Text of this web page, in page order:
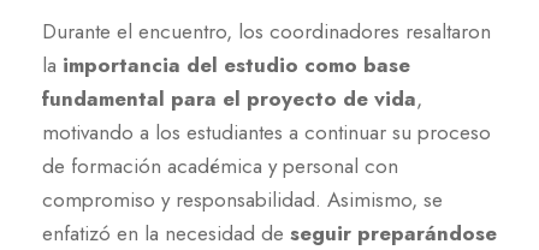
Durante el encuentro, los coordinadores resaltaron
la importancia del estudio como base
fundamental para el proyecto de vida,
motivando a los estudiantes a continuar su proceso
de formación académica y personal con
compromiso y responsabilidad. Asimismo, se
enfatizó en la necesidad de seguir preparándose